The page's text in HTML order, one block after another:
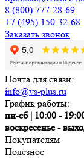
8 (800) 777-28-69
+7 (495) 150-32-68
Заказать звонок
Почта для связи:
info@vs-plus.ru
График работы:
пн-сб | 10:00 -
воскресенье -
Покупателям
Полезное